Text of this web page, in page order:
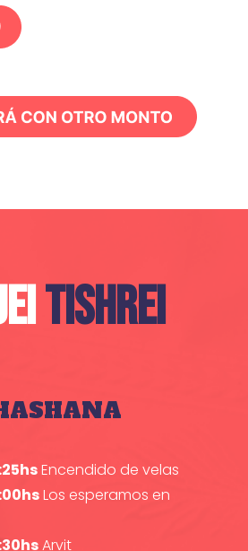
TISHREI
Encendido de velas
Los esperamos en
Arvit